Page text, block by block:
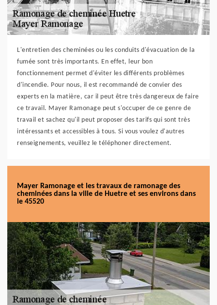
L'entretien des cheminées ou les conduits d'évacuation de la
fumée sont très importants. En effet, leur bon
fonctionnement permet d'éviter les différents problèmes
d'incendie. Pour nous, il est recommandé de convier des
experts en la matière, car il peut être très dangereux de faire
ce travail. Mayer Ramonage peut s'occuper de ce genre de
travail et sachez qu'il peut proposer des tarifs qui sont très
intéressants et accessibles à tous. Si vous voulez d'autres
renseignements, veuillez le téléphoner directement.
Mayer Ramonage et les travaux de ramonage des
cheminées dans la ville de Huetre et ses environs dans
le 45520